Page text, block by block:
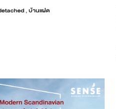
,บ้านแฝด